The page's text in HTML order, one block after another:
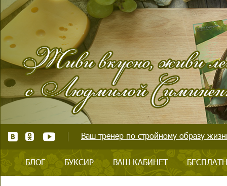
Ваш тренер по стройному образу
БЛОГ БУКСИР ВАШ КАБИНЕТ